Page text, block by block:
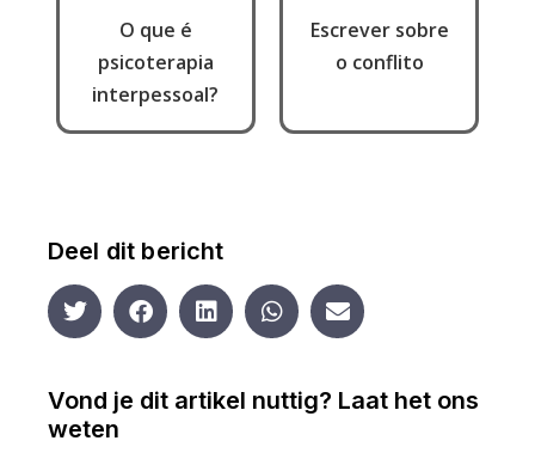
O que é
psicoterapia
interpessoal?
Escrever sobre
o conflito
Deel dit bericht
Vond je dit artikel nuttig? Laat het ons
weten